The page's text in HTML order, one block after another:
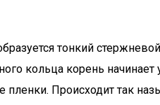
тонкий
кольца корень
пленки. Происходит так